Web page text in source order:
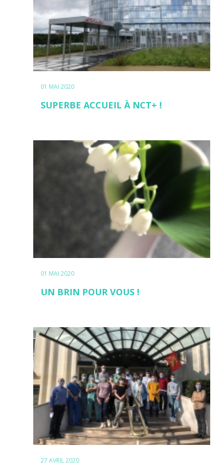
01 MAI 2020
SUPERBE ACCUEIL À NCT+ !
01 MAI 2020
UN BRIN POUR VOUS !
27 AVRIL 2020